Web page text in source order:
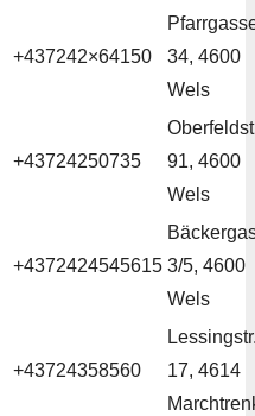
+437242×64150
34, 4600
Wels
+43724250735
91, 4600
Wels
+4372424545615 3/5, 4600
Wels
+43724358560
17, 4614